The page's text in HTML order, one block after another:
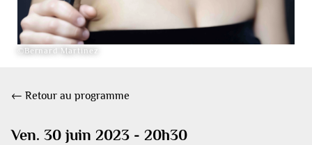
©Bernard Martinez
← Retour au programme
Ven. 30 juin 2023 - 20h30